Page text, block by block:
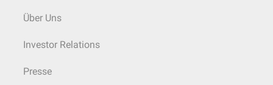
Über Uns
Investor Relations
Presse